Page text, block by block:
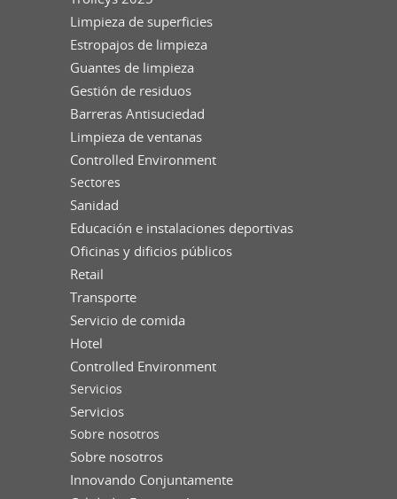
Limpieza de superficies
Estropajos de limpieza
Guantes de limpieza
Gestión de residuos
Barreras Antisuciedad
Limpieza de ventanas
Controlled Environment
Sectores
Sanidad
Educación e instalaciones deportivas
Oficinas y dificios públicos
Retail
Transporte
Servicio de comida
Hotel
Controlled Environment
Servicios
Servicios
Sobre nosotros
Sobre nosotros
Innovando Conjuntamente